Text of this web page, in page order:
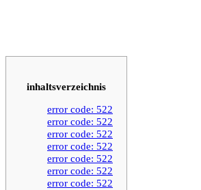
inhaltsverzeichnis
error code: 522
error code: 522
error code: 522
error code: 522
error code: 522
error code: 522
error code: 522